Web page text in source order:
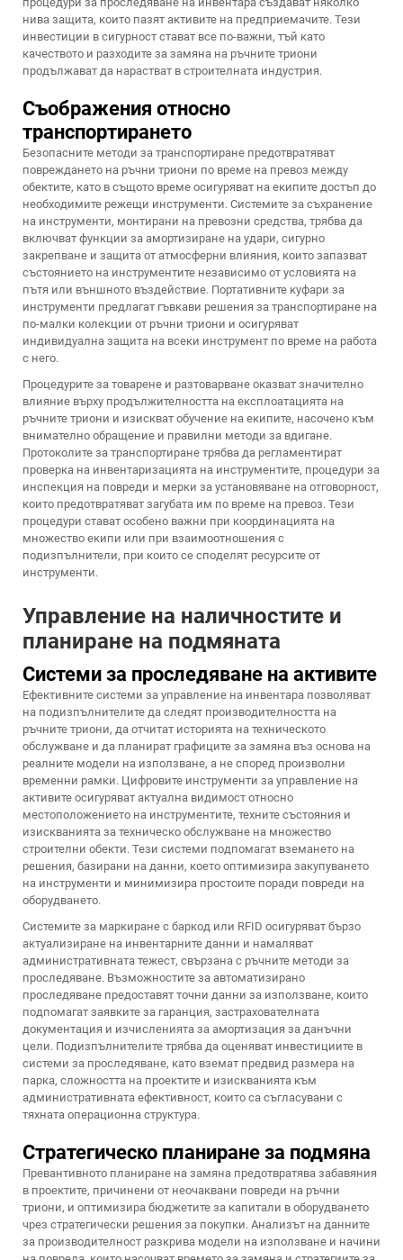
нива защита, които пазят активите на предприемачите. Тези
инвестиции в сигурност стават все по-важни, тъй като
качеството и разходите за замяна на ръчните триони
продължават да нарастват в строителната индустрия.
Съображения относно
транспортирането
Безопасните методи за транспортиране предотвратяват
повреждането на ръчни триони по време на превоз между
обектите, като в същото време осигуряват на екипите достъп до
необходимите режещи инструменти. Системите за съхранение
на инструменти, монтирани на превозни средства, трябва да
включват функции за амортизиране на удари, сигурно
закрепване и защита от атмосферни влияния, които запазват
състоянието на инструментите независимо от условията на
пътя или външното въздействие. Портативните куфари за
инструменти предлагат гъвкави решения за транспортиране на
по-малки колекции от ръчни триони и осигуряват
индивидуална защита на всеки инструмент по време на работа
с него.
Процедурите за товарене и разтоварване оказват значително
влияние върху продължителността на експлоатацията на
ръчните триони и изискват обучение на екипите, насочено към
внимателно обращение и правилни методи за вдигане.
Протоколите за транспортиране трябва да регламентират
проверка на инвентаризацията на инструментите, процедури за
инспекция на повреди и мерки за установяване на отговорност,
които предотвратяват загубата им по време на превоз. Тези
процедури стават особено важни при координацията на
множество екипи или при взаимоотношения с
подизпълнители, при които се споделят ресурсите от
инструменти.
Управление на наличностите и
планиране на подмяната
Системи за проследяване на активите
Ефективните системи за управление на инвентара позволяват
на подизпълнителите да следят производителността на
ръчните триони, да отчитат историята на техническото
обслужване и да планират графиците за замяна въз основа на
реалните модели на използване, а не според произволни
временни рамки. Цифровите инструменти за управление на
активите осигуряват актуална видимост относно
местоположението на инструментите, техните състояния и
изискванията за техническо обслужване на множество
строителни обекти. Тези системи подпомагат вземането на
решения, базирани на данни, което оптимизира закупуването
на инструменти и минимизира простоите поради повреди на
оборудването.
Системите за маркиране с баркод или RFID осигуряват бързо
актуализиране на инвентарните данни и намаляват
административната тежест, свързана с ръчните методи за
проследяване. Възможностите за автоматизирано
проследяване предоставят точни данни за използване, които
подпомагат заявките за гаранция, застрахователната
документация и изчисленията за амортизация за данъчни
цели. Подизпълнителите трябва да оценяват инвестициите в
системи за проследяване, като вземат предвид размера на
парка, сложността на проектите и изискванията към
административната ефективност, които са съгласувани с
тяхната операционна структура.
Стратегическо планиране за подмяна
Превантивното планиране на замяна предотвратява забавяния
в проектите, причинени от неочаквани повреди на ръчни
триони, и оптимизира бюджетите за капитали в оборудването
чрез стратегически решения за покупки. Анализът на данните
за производителност разкрива модели на използване и начини